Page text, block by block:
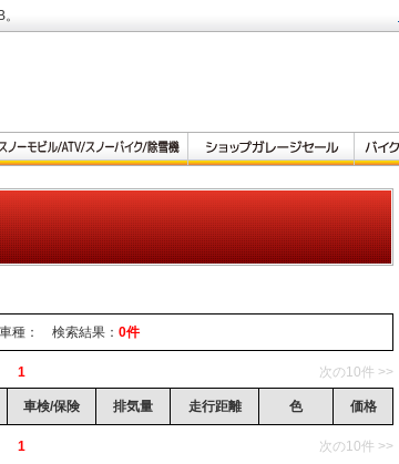
種： 検索結果： 0件
1 次の10件 >>
車検/保険 排気量 走行距離 色 価格
1 次の10件 >>